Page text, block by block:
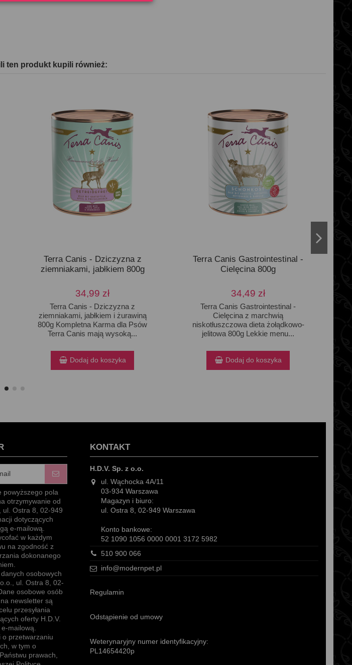
ten produkt kupili również:
Terra Canis - Dziczyzna z
ziemniakami, jabłkiem 800g
34,99 zł
Terra Canis - Dziczyzna z
ziemniakami, jabłkiem i żurawiną
800g Kompletna Karma dla Psów
Terra Canis mają wysoką...
Dodaj do koszyka
Terra Canis Gastrointestinal -
Cielęcina 800g
34,49 zł
Terra Canis Gastrointestinal -
Cielęcina z marchwią
niskotłuszczowa dieta żołądkowo-
jelitowa 800g Lekkie menu...
Dodaj do koszyka
powyższego pola
otrzymywanie od
ul. Ostra 8, 02-949
dotyczących
e-mailową.
w każdym
na zgodność z
dokonanego
osobowych
ul. Ostra 8, 02-
osobowe osób
newsletter są
przesyłania
oferty H.D.V.
mailową.
o przetwarzaniu
w tym o
prawach,
KONTAKT
H.D.V. Sp. z o.o.
ul. Wąchocka 4A/11
03-934 Warszawa
Magazyn i biuro:
ul. Ostra 8, 02-949 Warszawa
Konto bankowe:
52 1090 1056 0000 0001 3172 5982
510 900 066
info@modernpet.pl
Regulamin
Odstąpienie od umowy
Weterynaryjny numer identyfikacyjny:
PL14654420p